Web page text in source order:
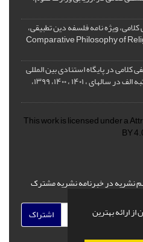
ارائه بهترین
ویژه نامه فلسفه دین تطبیقی،
در پایگاه استنادی بین المللی
اسکوپوس ( SCOPUS) و کسب رتبه الف در سالهای ، ۱۴۰۱ ، ۱۴۰۰، ۱۳۹۹،
This work is licensed under a
BY
نشریه در خبرنامه نشریه مشترک
اشتراک